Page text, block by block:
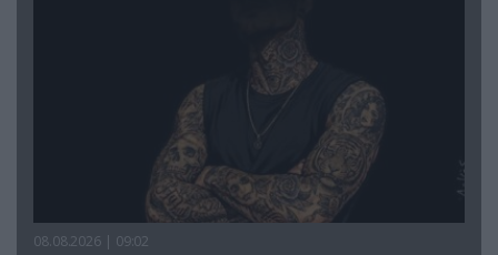
08.08.2026 | 09:02